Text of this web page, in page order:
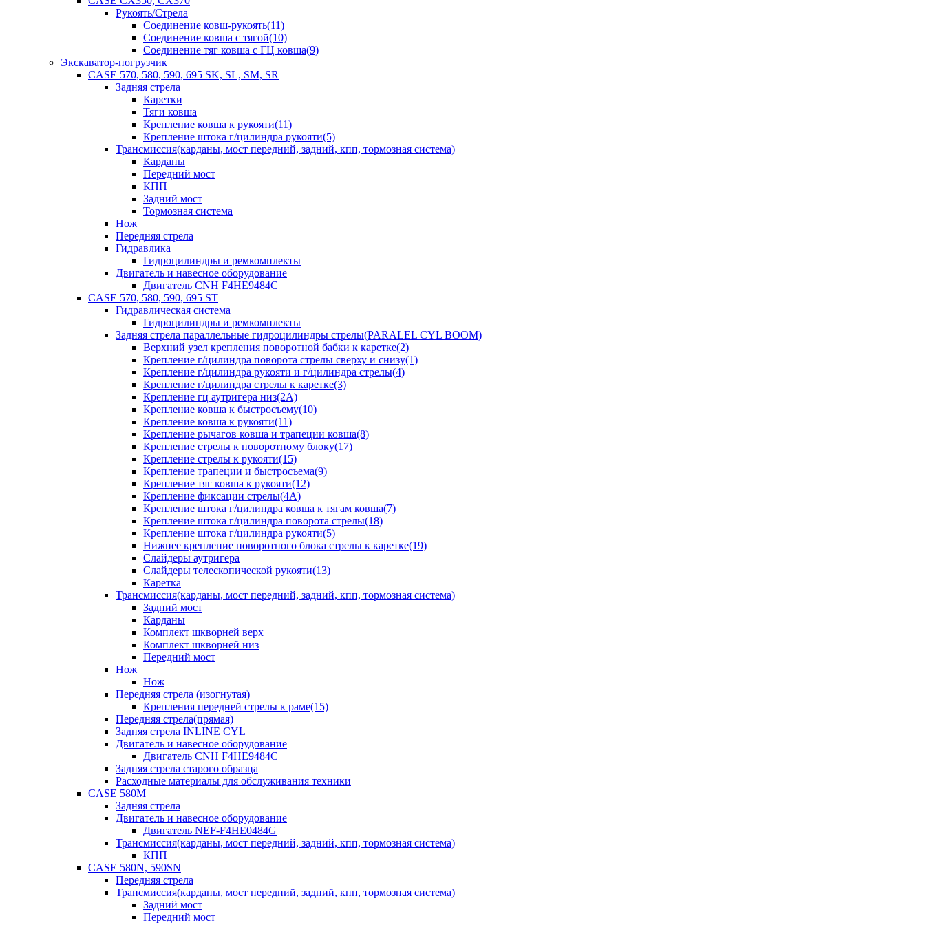
Рукоять/Стрела
Соединение ковш-рукоять(11)
Соединение ковша с тягой(10)
Соединение тяг ковша с ГЦ ковша(9)
Экскаватор-погрузчик
CASE 570, 580, 590, 695 SK, SL, SM, SR
Задняя стрела
Каретки
Тяги ковша
Крепление ковша к рукояти(11)
Крепление штока г/цилиндра рукояти(5)
Трансмиссия(карданы, мост передний, задний, кпп, тормозная система)
Карданы
Передний мост
КПП
Задний мост
Тормозная система
Нож
Передняя стрела
Гидравлика
Гидроцилиндры и ремкомплекты
Двигатель и навесное оборудование
Двигатель CNH F4HE9484C
CASE 570, 580, 590, 695 ST
Гидравлическая система
Гидроцилиндры и ремкомплекты
Задняя стрела параллельные гидроцилиндры стрелы(PARALEL CYL BOOM)
Верхний узел крепления поворотной бабки к каретке(2)
Крепление г/цилиндра поворота стрелы сверху и снизу(1)
Крепление г/цилиндра рукояти и г/цилиндра стрелы(4)
Крепление г/цилиндра стрелы к каретке(3)
Крепление гц аутригера низ(2А)
Крепление ковша к быстросъему(10)
Крепление ковша к рукояти(11)
Крепление рычагов ковша и трапеции ковша(8)
Крепление стрелы к поворотному блоку(17)
Крепление стрелы к рукояти(15)
Крепление трапеции и быстросъема(9)
Крепление тяг ковша к рукояти(12)
Крепление фиксации стрелы(4A)
Крепление штока г/цилиндра ковша к тягам ковша(7)
Крепление штока г/цилиндра поворота стрелы(18)
Крепление штока г/цилиндра рукояти(5)
Нижнее крепление поворотного блока стрелы к каретке(19)
Слайдеры аутригера
Слайдеры телескопической рукояти(13)
Каретка
Трансмиссия(карданы, мост передний, задний, кпп, тормозная система)
Задний мост
Карданы
Комплект шкворней верх
Комплект шкворней низ
Передний мост
Нож
Нож
Передняя стрела (изогнутая)
Крепления передней стрелы к раме(15)
Передняя стрела(прямая)
Задняя стрела INLINE CYL
Двигатель и навесное оборудование
Двигатель CNH F4HE9484C
Задняя стрела старого образца
Расходные материалы для обслуживания техники
CASE 580M
Задняя стрела
Двигатель и навесное оборудование
Двигатель NEF-F4HE0484G
Трансмиссия(карданы, мост передний, задний, кпп, тормозная система)
КПП
CASE 580N, 590SN
Передняя стрела
Трансмиссия(карданы, мост передний, задний, кпп, тормозная система)
Задний мост
Передний мост